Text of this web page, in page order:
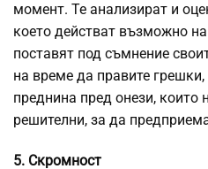
момент. Те анализират и
което действат възможно
поставят под съмнение
на време да правите
преднина пред онези, които
решителни, за да
5. Скромност